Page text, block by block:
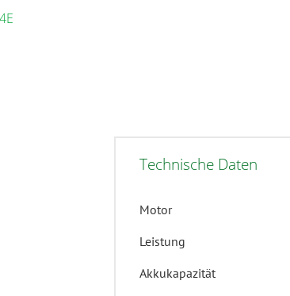
Technische Daten
Motor
Leistung
Akkukapazität